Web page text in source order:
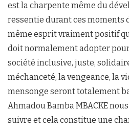
est la charpente même du
ressentie durant ces moments
même esprit vraiment positif
doit normalement adopter
société inclusive, juste,
méchanceté, la vengeance, la
mensonge seront totalement
Ahmadou Bamba MBACKE
suivre et cela constitue une